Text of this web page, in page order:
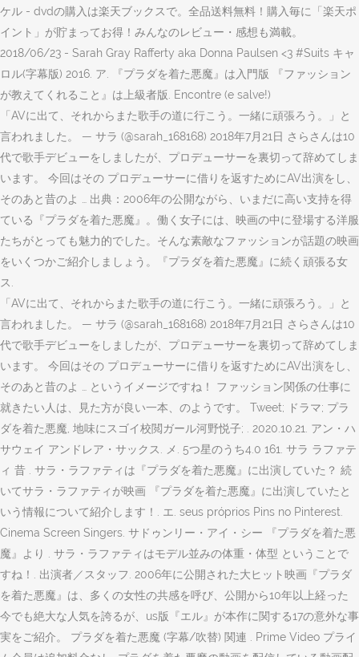
ケル - dvdの購入は楽天ブックスで。全品送料無料！購入毎に「楽天ポ
イント」が貯まってお得！みんなのレビュー・感想も満載。
2018/06/23 - Sarah Gray Rafferty aka Donna Paulsen <3 #Suits キャ
ロル(字幕版) 2016. ア. 『プラダを着た悪魔』は入門版 『ファッション
が教えてくれること』は上級者版. Encontre (e salve!)
「AVに出て、それからまた歌手の道に行こう。一緒に頑張ろう。」と
言われました。 — サラ (@sarah_168168) 2018年7月21日 さらさんは10
代で歌手デビューをしましたが、プロデューサーを裏切って辞めてしま
います。 今回はその プロデューサーに借りを返すためにAV出演をし、
そのあと昔のよ … 出典：2006年の公開ながら、いまだに高い支持を得
ている『プラダを着た悪魔』。働く女子には、映画の中に登場する洋服
たちがとっても魅力的でした。そんな素敵なファッションが話題の映画
をいくつかご紹介しましょう。『プラダを着た悪魔』に続く頑張る女
ス.
「AVに出て、それからまた歌手の道に行こう。一緒に頑張ろう。」と
言われました。 — サラ (@sarah_168168) 2018年7月21日 さらさんは10
代で歌手デビューをしましたが、プロデューサーを裏切って辞めてしま
います。 今回はその プロデューサーに借りを返すためにAV出演をし、
そのあと昔のよ … というイメージですね！ ファッション関係の仕事に
就きたい人は、見た方が良い一本、のようです。 Tweet; ドラマ; プラ
ダを着た悪魔, 地味にスゴイ校閲ガール河野悦子; . 2020.10.21. アン・ハ
サウェイ アンドレア・サックス. メ. 5つ星のうち4.0 161. サラ ラファテ
ィ 昔 . サラ・ラファティは『プラダを着た悪魔』に出演していた？ 続
いてサラ・ラファティが映画 『プラダを着た悪魔』に出演していたと
いう情報について紹介します！. エ. seus próprios Pins no Pinterest.
Cinema Screen Singers. サドゥンリー・アイ・シー 『プラダを着た悪
魔』より . サラ・ラファティはモデル並みの体重・体型 ということで
すね！. 出演者／スタッフ. 2006年に公開された大ヒット映画『プラダ
を着た悪魔』は、多くの女性の共感を呼び、公開から10年以上経った
今でも絶大な人気を誇るが、us版『エル』が本作に関する17の意外な事
実をご紹介。 プラダを着た悪魔 (字幕/吹替) 関連 . Prime Video プライ